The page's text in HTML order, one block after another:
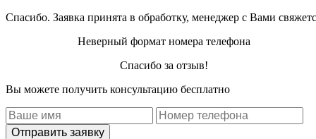
Спасибо. Заявка принята в обработку, менеджер с Вами
Неверный формат номера телефона
Спасибо за отзыв!
Вы можете получить консультацию бесплатно
Отправить заявку